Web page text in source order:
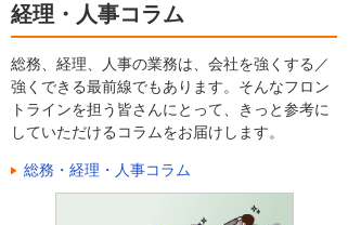
経理・人事コラム
総務、経理、人事の業務は、会社を強くする／
強くできる最前線でもあります。そんなフロン
トラインを担う皆さんにとって、きっと参考に
していただけるコラムをお届けします。
総務・経理・人事コラム